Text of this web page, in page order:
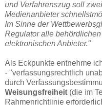
und Verfahrenszug soll
Medienanbieter
Im Sinne der
Regulator alle
elektronischen Anbieter."
Als Eckpunkte entnehme
- "verfassungsrechtlich
durch
Weisungsfreiheit (die im
Rahmenrichtlinie